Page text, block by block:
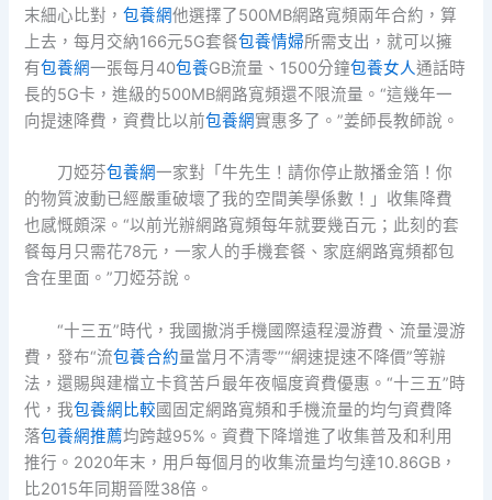
末細心比對，包養網他選擇了500MB網路寬頻兩年合約，算
上去，每月交納166元5G套餐包養情婦所需支出，就可以擁
有包養網一張每月40包養GB流量、1500分鐘包養女人通話時
長的5G卡，進級的500MB網路寬頻還不限流量。“這幾年一
向提速降費，資費比以前包養網實惠多了。”姜師長教師說。
刀婭芬包養網一家對「牛先生！請你停止散播金箔！你
的物質波動已經嚴重破壞了我的空間美學係數！」收集降費
也感慨頗深。“以前光辦網路寬頻每年就要幾百元；此刻的套
餐每月只需花78元，一家人的手機套餐、家庭網路寬頻都包
含在里面。”刀婭芬說。
“十三五”時代，我國撤消手機國際遠程漫游費、流量漫游
費，發布“流包養合約量當月不清零”“網速提速不降價”等辦
法，還賜與建檔立卡貧苦戶最年夜幅度資費優惠。“十三五”時
代，我包養網比較國固定網路寬頻和手機流量的均勻資費降
落包養網推薦均跨越95%。資費下降增進了收集普及和利用
推行。2020年末，用戶每個月的收集流量均勻達10.86GB，
比2015年同期晉陞38倍。